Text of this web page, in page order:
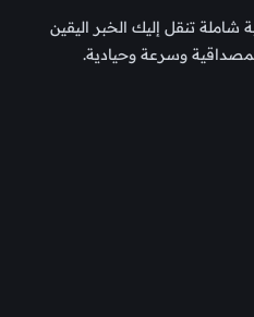
شاملة تنقل إليك الخبر اليقين
وسرعة وحيادية.